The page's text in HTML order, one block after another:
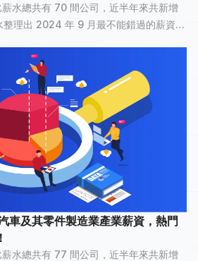
水總共有 70 間公司，近半年來共新增
家，可以快速了解汽車及其零件製造業
車及其零件製造業產業薪資，熱門
水總共有 77 間公司，近半年來共新增